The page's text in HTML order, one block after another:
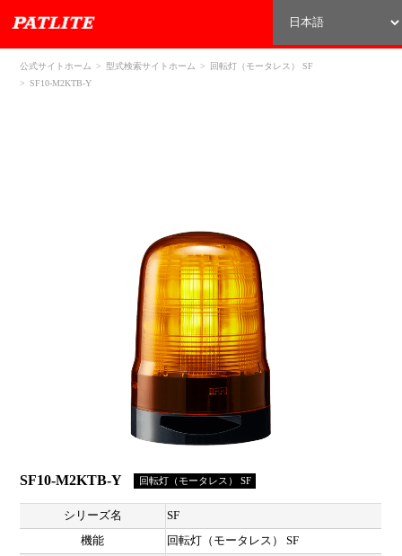
公式サイトホーム 型式検索サイトホーム
回転灯（モータレス） SF
SF10-M2KTB-Y
SF10-M2KTB-Y 回転灯（モータレス） SF
シリーズ名
SF
機能
回転灯（モータレス） SF